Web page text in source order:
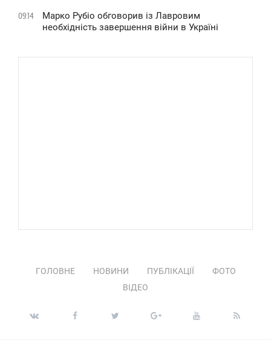
09:14
Марко Рубіо обговорив із Лавровим
необхідність завершення війни в Україні
ГОЛОВНЕ НОВИНИ ПУБЛІКАЦІЇ
ФОТО
ВІДЕО